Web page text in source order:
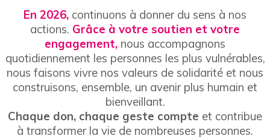
En 2026, continuons à donner du sens à nos
actions. Grâce à votre soutien et votre
engagement, nous accompagnons
quotidiennement les personnes les plus vulnérables,
nous faisons vivre nos valeurs de solidarité et nous
construisons, ensemble, un avenir plus humain et
bienveillant.
Chaque don, chaque geste compte et contribue
à transformer la vie de nombreuses personnes.